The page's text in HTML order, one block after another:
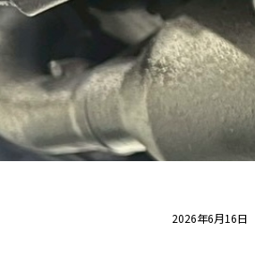
2026年6月16日